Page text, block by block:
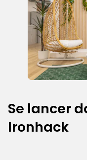
Se lancer
Ironhack